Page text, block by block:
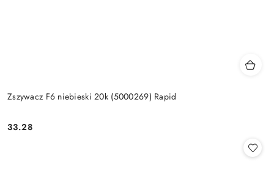
Zszywacz F6 niebieski 20k (5000269) Rapid
Cena:
33.28